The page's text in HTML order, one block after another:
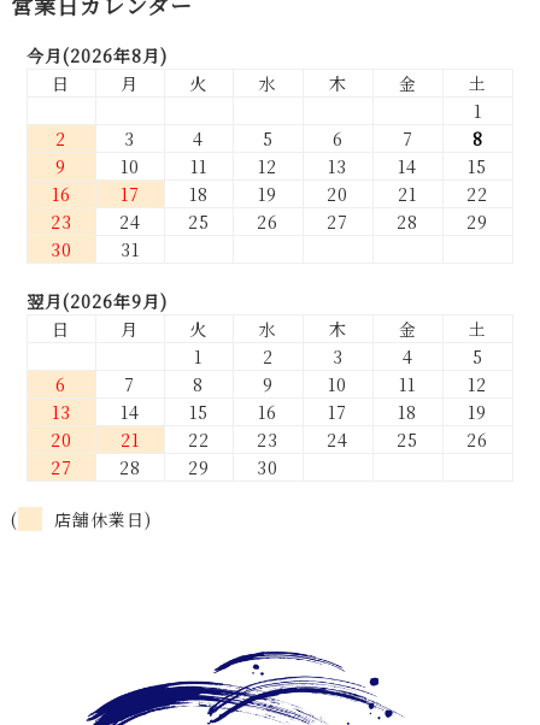
今月(2026年8月)
日
月 火 水 木 金
土
1
2
3 4 5 6 7
8
9
10 11 12 13 14
15
16
17 18 19 20 21
22
23
24 25 26 27 28
29
30
31
翌月(2026年9月)
日
月 火 水 木 金
土
1
2 3 4
5
6
7 8 9 10 11
12
13
14 15 16 17 18
19
20
21 22 23 24 25
26
27
28 29 30
( 店舗休業日)